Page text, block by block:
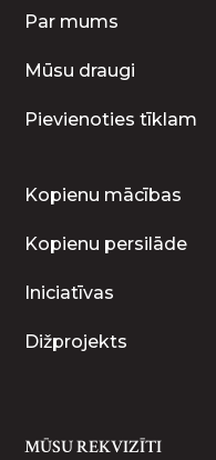
Par mums
Mūsu draugi
Pievienoties tīklam
Kopienu mācības
Kopienu persilāde
Iniciatīvas
Dižprojekts
MŪSU REKVIZĪTI